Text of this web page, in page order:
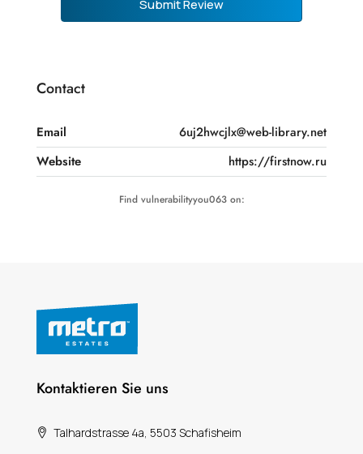
Submit Review
Contact
Email
6uj2hwcjlx@web-library.net
Website
https://firstnow.ru
Find vulnerabilityyou063 on:
Kontaktieren Sie uns
Talhardstrasse 4a, 5503 Schafisheim